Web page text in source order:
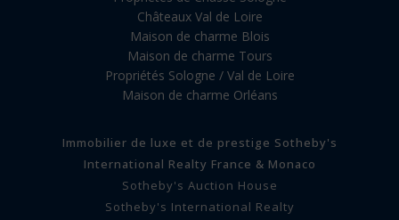
Châteaux Val de Loire
Maison de charme Blois
Maison de charme Tours
Propriétés Sologne / Val de Loire
Maison de charme Orléans
Immobilier de luxe et de prestige Sotheby's
International Realty France & Monaco
Sotheby's Auction House
Sotheby's International Realty